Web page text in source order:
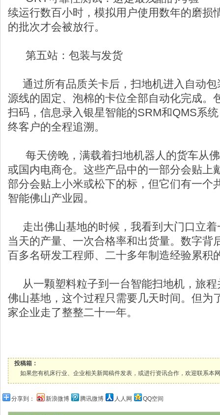
续运行数百小时，模拟用户使用数年的磨损
的批次才会被放行。
第五站：包装与发货
通过所有品质关卡后，扫地机进入自动包
源线的固定、泡棉的卡位全部自动化完成。
扫码，信息录入银星智能的SRM和QMS系
终客户的全程追溯。
每天傍晚，满载着扫地机器人的货车从
或国内电商仓。这些产品中的一部分会贴上
部分会贴上小米或松下的标，但它们有一
智能佛山产业园。
走出佛山基地的时候，我看到大门口立着
当天的产量、一次合格率和出货量。数字背
百多名研发工程师、二十多年制造经验累积
从一颗塑料粒子到一台智能扫地机，旅
佛山基地，这个过程只需要几天时间。但为
家企业走了整整二十一年。
投稿箱：
如果您有机床行业、企业相关新闻稿件发表，或进行资讯合作，欢迎联系本
分享到： 新浪微博 腾讯微博 人人网 QQ空间